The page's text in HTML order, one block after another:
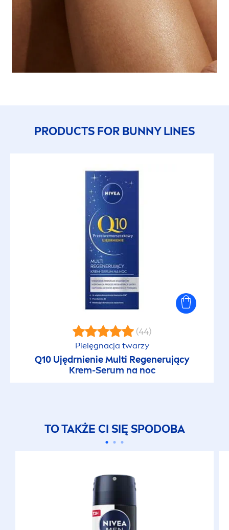
PRODUCTS FOR BUNNY LINES
(44)
Pielęgnacja twarzy
Q10 Ujędrnienie Multi Regenerujący
Krem-Serum na noc
TO TAKŻE CI SIĘ SPODOBA